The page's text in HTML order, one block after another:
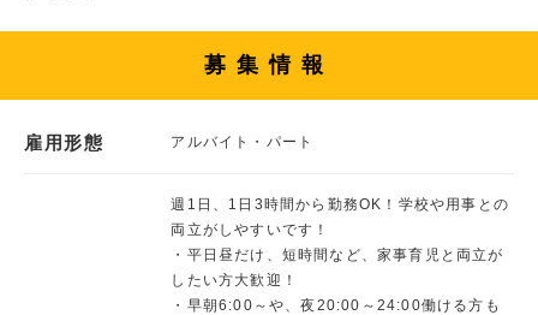
募集情報
雇用形態 アルバイト・パート
週1日、1日3時間から勤務OK！学校や用事との
両立がしやすいです！
・平日昼だけ、短時間など、家事育児と両立が
したい方大歓迎！
・早朝6:00～や、夜20:00～24:00働ける方も